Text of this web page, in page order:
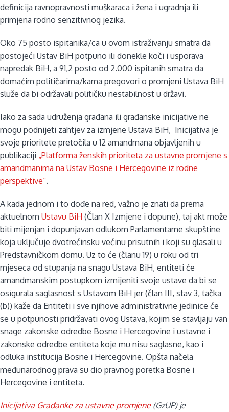
definicija ravnopravnosti muškaraca i žena i ugradnja ili
primjena rodno senzitivnog jezika.
Oko 75 posto ispitanika/ca u ovom istraživanju smatra da
postojeći Ustav BiH potpuno ili donekle koči i usporava
napredak BiH, a 91,2 posto od 2.000 ispitanih smatra da
domaćim političarima/kama pregovori o promjeni Ustava BiH
služe da bi održavali političku nestabilnost u državi.
Iako za sada udruženja građana ili građanske inicijative ne
mogu podnijeti zahtjev za izmjene Ustava BiH, Inicijativa je
svoje prioritete pretočila u 12 amandmana objavljenih u
publikaciji „Platforma ženskih prioriteta za ustavne promjene s
amandmanima na Ustav Bosne i Hercegovine iz rodne
perspektive“.
A kada jednom i to dođe na red, važno je znati da prema
aktuelnom Ustavu BiH (Član X Izmjene i dopune), taj akt može
biti mijenjan i dopunjavan odlukom Parlamentarne skupštine
koja uključuje dvotrećinsku većinu prisutnih i koji su glasali u
Predstavničkom domu. Uz to će (članu 19) u roku od tri
mjeseca od stupanja na snagu Ustava BiH, entiteti će
amandmanskim postupkom izmijeniti svoje ustave da bi se
osigurala saglasnost s Ustavom BiH jer (član III, stav 3, tačka
(b)) kaže da Entiteti i sve njihove administrativne jedinice će
se u potpunosti pridržavati ovog Ustava, kojim se stavljaju van
snage zakonske odredbe Bosne i Hercegovine i ustavne i
zakonske odredbe entiteta koje mu nisu saglasne, kao i
odluka institucija Bosne i Hercegovine. Opšta načela
međunarodnog prava su dio pravnog poretka Bosne i
Hercegovine i entiteta.
Inicijativa Građanke za ustavne promjene(GzUP) je